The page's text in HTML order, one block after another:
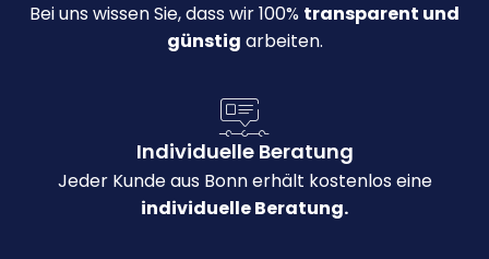
Bei uns wissen Sie, dass wir 100% transparent und
günstig arbeiten.
Individuelle Beratung
Jeder Kunde aus Bonn erhält kostenlos eine
individuelle Beratung.